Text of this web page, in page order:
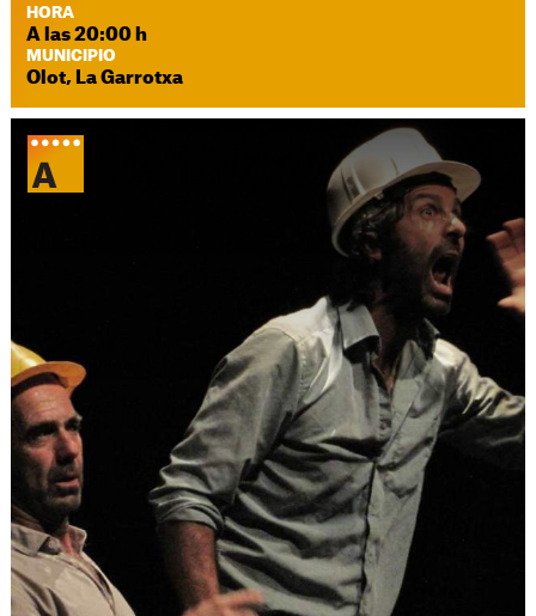
HORA
A las 20:00 h
MUNICIPIO
Olot, La Garrotxa